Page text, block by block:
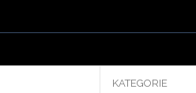
KATEGORIE